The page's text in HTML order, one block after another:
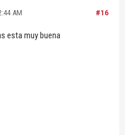
#16
AM
esta muy buena